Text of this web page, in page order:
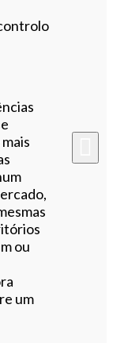
ou
um